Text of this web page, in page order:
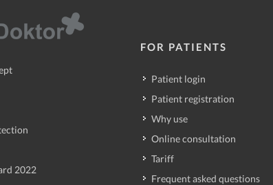
2022
FOR PATIENTS
Patient login
Patient registration
Why use
Online consultation
Tariff
Frequent asked questions